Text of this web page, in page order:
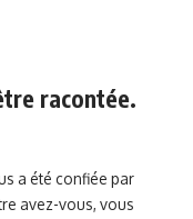
racontée.
a été confiée par
avez-vous, vous